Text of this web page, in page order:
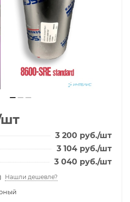
3 200 руб./шт
3 104 руб./шт
3 040 руб./шт
Нашли дешевле?